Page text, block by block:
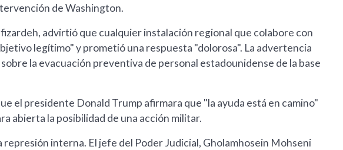
de Washington.
advirtió que cualquier instalación regional que colabore con
legítimo" y prometió una respuesta "dolorosa". La advertencia
la evacuación preventiva de personal estadounidense de la base
el presidente Donald Trump afirmara que "la ayuda está en camino"
abierta la posibilidad de una acción militar.
represión interna. El jefe del Poder Judicial, Gholamhosein Mohseni